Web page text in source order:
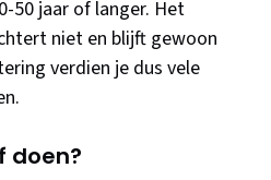
50 jaar of langer. Het
niet en blijft gewoon
verdien je dus vele
doen?